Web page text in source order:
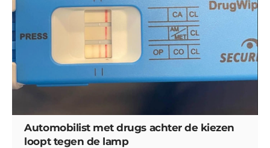
Automobilist met drugs achter de kiezen
loopt tegen de lamp